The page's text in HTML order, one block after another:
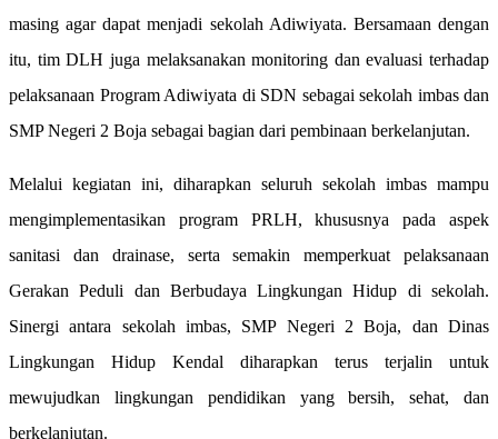
masing agar dapat menjadi sekolah Adiwiyata. Bersamaan dengan
itu, tim DLH juga melaksanakan monitoring dan evaluasi terhadap
pelaksanaan Program Adiwiyata di SDN sebagai sekolah imbas dan
SMP Negeri 2 Boja sebagai bagian dari pembinaan berkelanjutan.
Melalui kegiatan ini, diharapkan seluruh sekolah imbas mampu
mengimplementasikan program PRLH, khususnya pada aspek
sanitasi dan drainase, serta semakin memperkuat pelaksanaan
Gerakan Peduli dan Berbudaya Lingkungan Hidup di sekolah.
Sinergi antara sekolah imbas, SMP Negeri 2 Boja, dan Dinas
Lingkungan Hidup Kendal diharapkan terus terjalin untuk
mewujudkan lingkungan pendidikan yang bersih, sehat, dan
berkelanjutan.